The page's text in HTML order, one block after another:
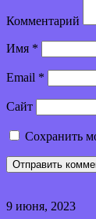
Комментарий
Имя *
Email *
Сайт
Сохранить
9 июня, 2023